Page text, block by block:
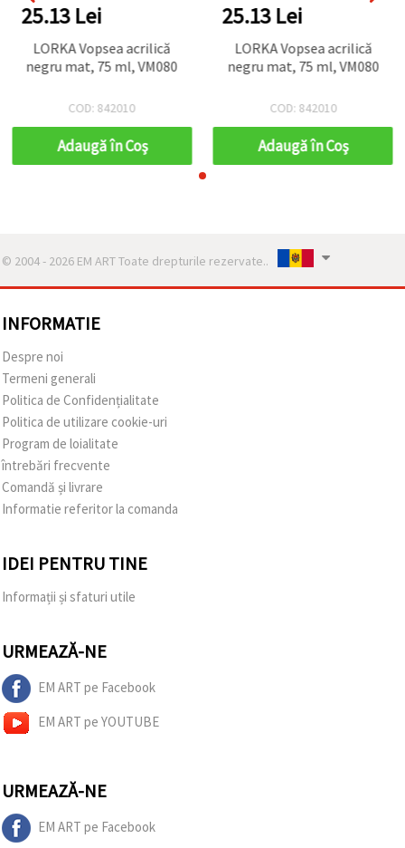
25.13 Lei
LORKA Vopsea acrilică
negru mat, 75 ml, VM080
COD: 842010
Adaugă în Coş
25.13 Lei
LORKA Vopsea acrilică
negru mat, 75 ml, VM080
COD: 842010
Adaugă în Coş
© 2004 - 2026 EM ART Toate drepturile rezervate..
INFORMATIE
Despre noi
Termeni generali
Politica de Confidențialitate
Politica de utilizare cookie-uri
Program de loialitate
întrebări frecvente
Comandă și livrare
Informatie referitor la comanda
IDEI PENTRU TINE
Informații și sfaturi utile
URMEAZĂ-NE
EM ART pe Facebook
EM ART pe YOUTUBE
URMEAZĂ-NE
EM ART pe Facebook